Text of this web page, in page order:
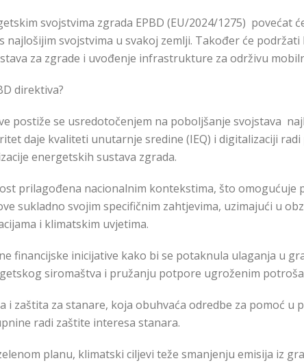
svojstvima zgrada EPBD (EU/2024/1275) povećat
najlošijim svojstvima u svakoj zemlji. Također će
za zgrade i uvođenje infrastrukture za održivu
direktiva?
postiže se usredotočenjem na poboljšanje svojstava
daje kvaliteti unutarnje sredine (IEQ) i digitalizaciji
energetskih sustava zgrada.
prilagođena nacionalnim kontekstima, što omogućuje
sukladno svojim specifičnim zahtjevima, uzimajući u
i klimatskim uvjetima.
financijske inicijative kako bi se potaknula ulaganja u
siromaštva i pružanju potpore ugroženim
i zaštita za stanare, koja obuhvaća odredbe za pomoć u
radi zaštite interesa stanara.
planu, klimatski ciljevi teže smanjenju emisija iz